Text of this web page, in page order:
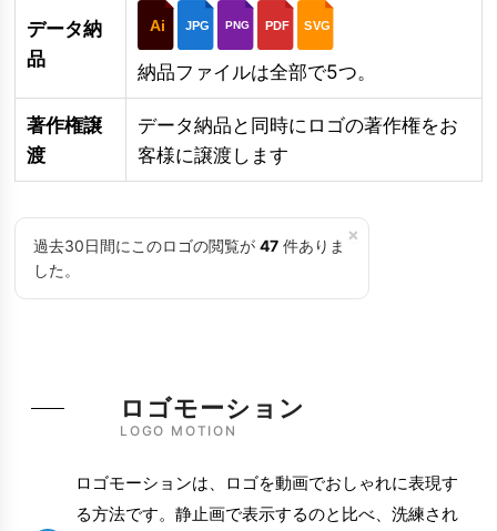
データ納
品
Ai JPG PNG PDF SVG
納品ファイルは全部で5つ。
著作権譲
渡
データ納品と同時にロゴの著作権をお
客様に譲渡します
×
過去30日間にこのロゴの閲覧が 47 件ありま
した。
ロゴモーション
LOGO MOTION
ロゴモーションは、ロゴを動画でおしゃれに表現す
る方法です。静止画で表示するのと比べ、洗練され